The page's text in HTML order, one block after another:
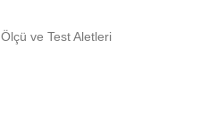
Ölçü ve Test Aletleri